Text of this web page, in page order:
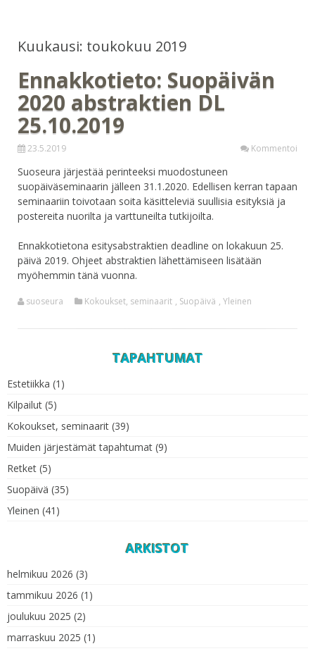
Kuukausi: toukokuu 2019
Ennakkotieto: Suopäivän
2020 abstraktien DL
25.10.2019
23.5.2019 Kommentoi
Suoseura järjestää perinteeksi muodostuneen
suopäiväseminaarin jälleen 31.1.2020. Edellisen kerran tapaan
seminaariin toivotaan soita käsitteleviä suullisia esityksiä ja
postereita nuorilta ja varttuneilta tutkijoilta.
Ennakkotietona esitysabstraktien deadline on lokakuun 25.
päivä 2019. Ohjeet abstraktien lähettämiseen lisätään
myöhemmin tänä vuonna.
suoseura Kokoukset, seminaarit , Suopäivä , Yleinen
TAPAHTUMAT
Estetiikka (1)
Kilpailut (5)
Kokoukset, seminaarit (39)
Muiden järjestämät tapahtumat (9)
Retket (5)
Suopäivä (35)
Yleinen (41)
ARKISTOT
helmikuu 2026 (3)
tammikuu 2026 (1)
joulukuu 2025 (2)
marraskuu 2025 (1)